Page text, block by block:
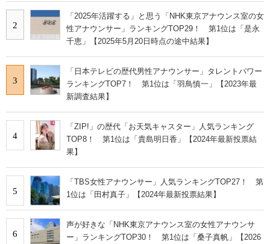
2
「2025年活躍する」と思う「NHK東京アナウンス室の女
性アナウンサー」ランキングTOP29！ 第1位は「是永
千恵」【2025年5月20日時点の途中結果】
3
「日本テレビの歴代男性アナウンサー」タレントパワー
ランキングTOP7！ 第1位は「羽鳥慎一」【2023年最
新調査結果】
4
「ZIP!」の歴代「お天気キャスター」人気ランキング
TOP8！ 第1位は「貴島明日香」【2024年最新投票結
果】
5
「TBS女性アナウンサー」人気ランキングTOP27！ 第
1位は「田村真子」【2024年最新投票結果】
6
声が好きな「NHK東京アナウンス室の女性アナウンサ
ー」ランキングTOP30！ 第1位は「桑子真帆」【2026